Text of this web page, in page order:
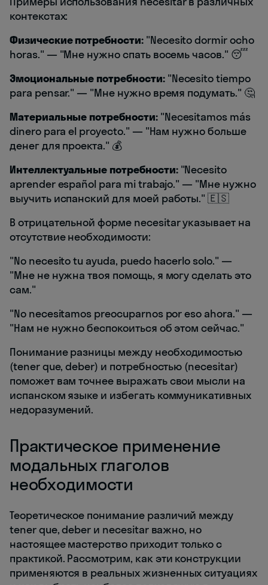
контекстах:
Физические потребности:"Necesito dormir ocho
horas." — "Мне нужно спать восемь часов." 😴
Эмоциональные потребности:"Necesito tiempo
para pensar." — "Мне нужно время подумать." 🤔
Материальные потребности:"Necesitamos más
dinero para el proyecto." — "Нам нужно больше
денег для проекта." 💰
Интеллектуальные потребности:"Necesito
aprender español para mi trabajo." — "Мне нужно
выучить испанский для моей работы." 🇪🇸
В отрицательной форме necesitar указывает на
отсутствие необходимости:
"No necesito tu ayuda, puedo hacerlo solo." —
"Мне не нужна твоя помощь, я могу сделать это
сам."
"No necesitamos preocuparnos por eso ahora." —
"Нам не нужно беспокоиться об этом сейчас."
Понимание разницы между необходимостью
(tener que, deber) и потребностью (necesitar)
поможет вам точнее выражать свои мысли на
испанском языке и избегать коммуникативных
недоразумений.
Практическое применение
модальных глаголов
необходимости
Теоретическое понимание различий между
tener que, deber и necesitar важно, но
настоящее мастерство приходит только с
практикой. Рассмотрим, как эти конструкции
применяются в реальных жизненных ситуациях